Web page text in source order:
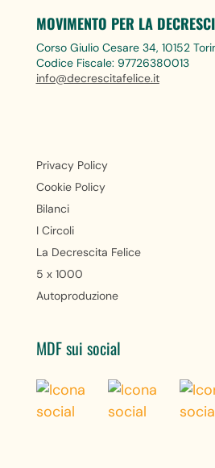
MOVIMENTO PER LA
Corso Giulio Cesare 34, 10152
Codice Fiscale: 97726380013
info@decrescitafelice.it
Privacy Policy
Cookie Policy
Bilanci
I Circoli
La Decrescita Felice
5 x 1000
Autoproduzione
MDF sui social